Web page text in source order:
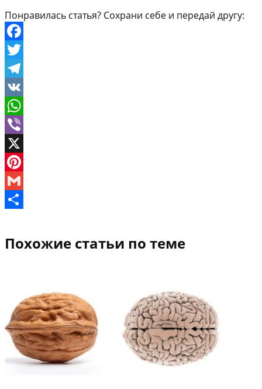
Понравилась статья? Сохрани себе и передай другу:
Facebook
Twitter
Telegram
VK
WhatsApp
Viber
X
Pinterest
Gmail
Похожие статьи по теме